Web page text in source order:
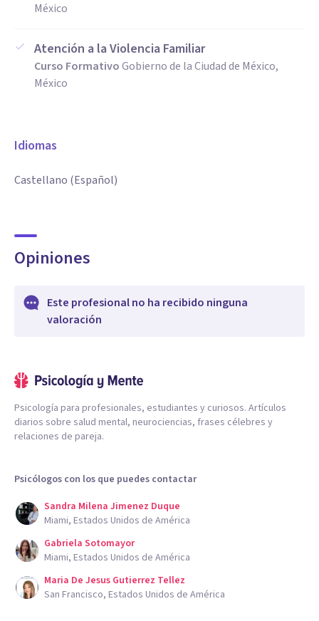
México
Atención a la Violencia Familiar
Curso FormativoGobierno de la Ciudad de México,
México
Idiomas
Castellano (Español)
Opiniones
Este profesional no ha recibido ninguna
valoración
Psicología para profesionales, estudiantes y curiosos. Artículos
diarios sobre salud mental, neurociencias, frases célebres y
relaciones de pareja.
Psicólogos con los que puedes contactar
Sandra Milena Jimenez Duque
Miami, Estados Unidos de América
Gabriela Sotomayor
Miami, Estados Unidos de América
Maria De Jesus Gutierrez Tellez
San Francisco, Estados Unidos de América